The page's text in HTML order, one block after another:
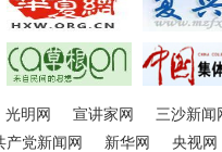
光明网 宣讲家网
三沙新闻
产党新闻网 新华网
央视网